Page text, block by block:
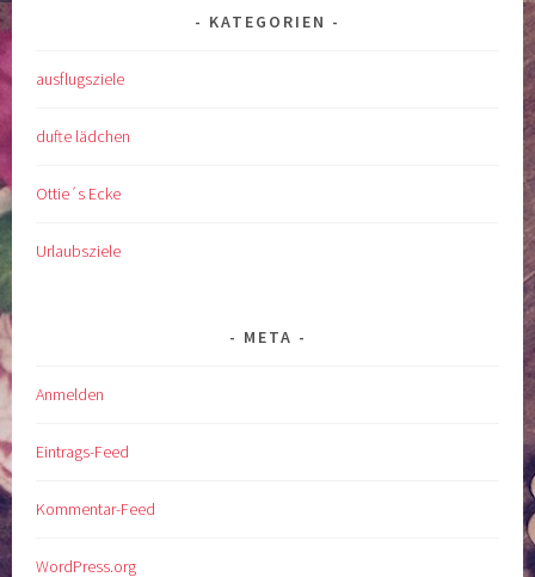
KATEGORIEN
ausflugsziele
dufte lädchen
Ottie´s Ecke
Urlaubsziele
META
Anmelden
Eintrags-Feed
Kommentar-Feed
WordPress.org